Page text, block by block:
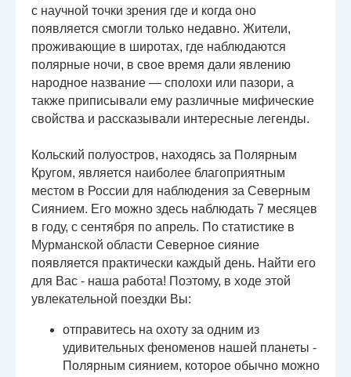
с научной точки зрения где и когда оно
появляется смогли только недавно. Жители,
проживающие в широтах, где наблюдаются
полярные ночи, в свое время дали явлению
народное название — сполохи или пазори, а
также приписывали ему различные мифические
свойства и рассказывали интересные легенды.
Кольский полуостров, находясь за Полярным
Кругом, является наиболее благоприятным
местом в России для наблюдения за Северным
Сиянием. Его можно здесь наблюдать 7 месяцев
в году, с сентября по апрель. По статистике в
Мурманской области Северное сияние
появляется практически каждый день. Найти его
для Вас - наша работа! Поэтому, в ходе этой
увлекательной поездки Вы:
отправитесь на охоту за одним из
удивительных феноменов нашей планеты -
Полярным сиянием, которое обычно можно